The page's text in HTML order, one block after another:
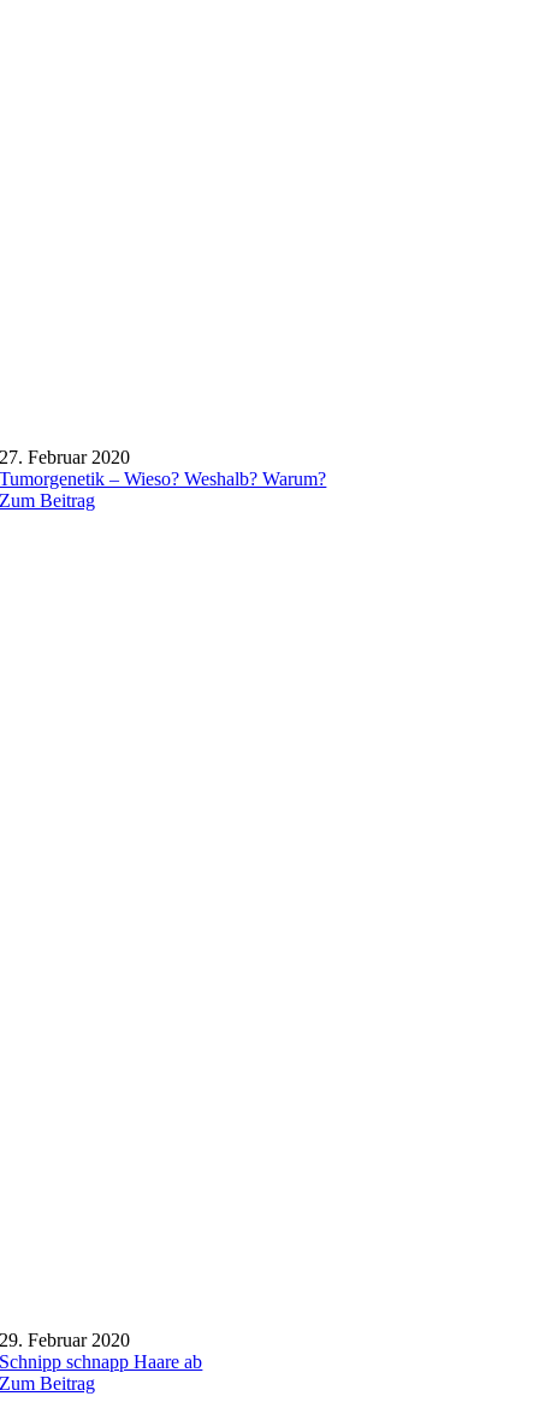
27. Februar 2020
Tumorgenetik – Wieso? Weshalb? Warum?
Zum Beitrag
29. Februar 2020
Schnipp schnapp Haare ab
Zum Beitrag